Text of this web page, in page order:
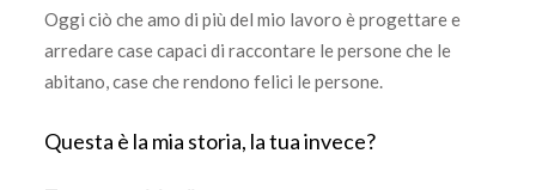
Oggi ciò che amo di più del mio lavoro è progettare e
arredare case capaci di raccontare le persone che le
abitano, case che rendono felici le persone.
Questa è la mia storia, la tua invece?